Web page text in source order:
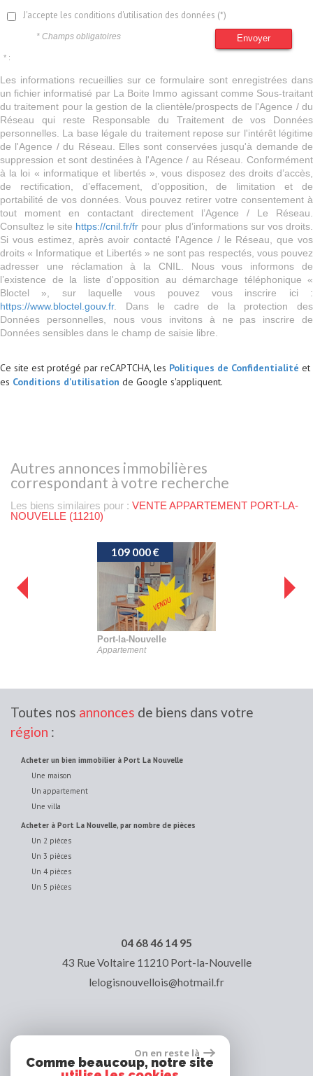
J'accepte les conditions d'utilisation des données (*)
Envoyer
* Champs obligatoires
* :
Les informations recueillies sur ce formulaire sont enregistrées dans
un fichier informatisé par La Boite Immo agissant comme Sous-traitant
du traitement pour la gestion de la clientèle/prospects de l'Agence / du
Réseau qui reste Responsable du Traitement de vos Données
personnelles. La base légale du traitement repose sur l'intérêt légitime
de l'Agence / du Réseau. Elles sont conservées jusqu'à demande de
suppression et sont destinées à l'Agence / au Réseau. Conformément
à la loi « informatique et libertés », vous disposez des droits d’accès,
de rectification, d’effacement, d’opposition, de limitation et de
portabilité de vos données. Vous pouvez retirer votre consentement à
tout moment en contactant directement l’Agence / Le Réseau.
Consultez le site https://cnil.fr/fr pour plus d’informations sur vos droits.
Si vous estimez, après avoir contacté l'Agence / le Réseau, que vos
droits « Informatique et Libertés » ne sont pas respectés, vous pouvez
adresser une réclamation à la CNIL. Nous vous informons de
l’existence de la liste d'opposition au démarchage téléphonique «
Bloctel », sur laquelle vous pouvez vous inscrire ici :
https://www.bloctel.gouv.fr. Dans le cadre de la protection des
Données personnelles, nous vous invitons à ne pas inscrire de
Données sensibles dans le champ de saisie libre.
Ce site est protégé par reCAPTCHA, les Politiques de Confidentialité et
es Conditions d'utilisation de Google s'appliquent.
autres annonces immobilières
correspondant à votre recherche
Les biens similaires pour : VENTE APPARTEMENT PORT-LA-
NOUVELLE (11210)
Toutes nos annonces de biens dans votre
région :
acheter un bien immobilier à Port La Nouvelle
Une maison
Un appartement
Une villa
acheter à Port La Nouvelle, par nombre de pièces
Un 2 pièces
Un 3 pièces
Un 4 pièces
Un 5 pièces
04 68 46 14 95
43 Rue Voltaire 11210 Port-la-Nouvelle
lelogisnouvellois@hotmail.fr
On en reste là
Comme beaucoup, notre site